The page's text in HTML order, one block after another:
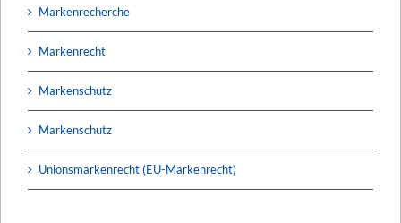
Markenrecherche
Markenrecht
Markenschutz
Markenschutz
Unionsmarkenrecht (EU-Markenrecht)